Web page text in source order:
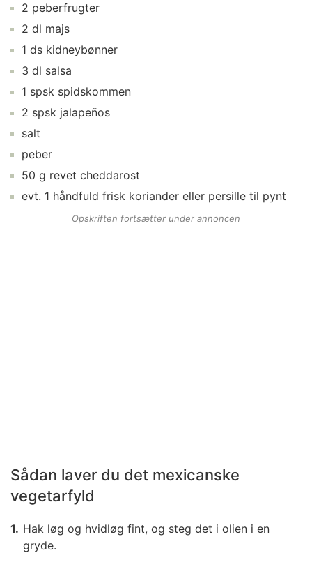
2 peberfrugter
2 dl majs
1 ds kidneybønner
3 dl salsa
1 spsk spidskommen
2 spsk jalapeños
salt
peber
50 g revet cheddarost
evt. 1 håndfuld frisk koriander eller persille til pynt
Opskriften fortsætter under annoncen
Sådan laver du det mexicanske
vegetarfyld
Hak løg og hvidløg fint, og steg det i olien i en
gryde.